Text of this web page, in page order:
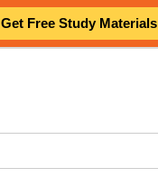
Get Free Study Materials